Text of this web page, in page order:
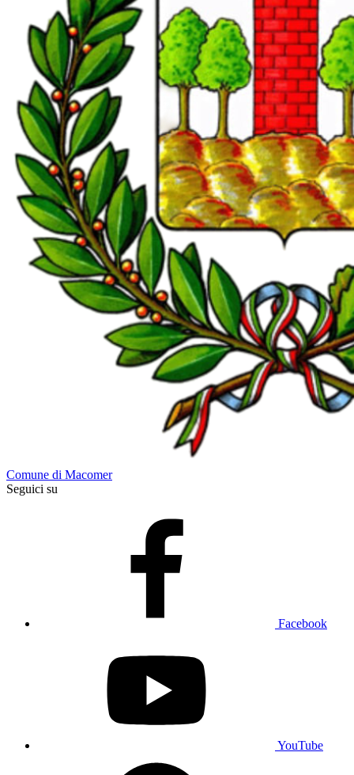
Comune di Macomer
Seguici su
Facebook
YouTube